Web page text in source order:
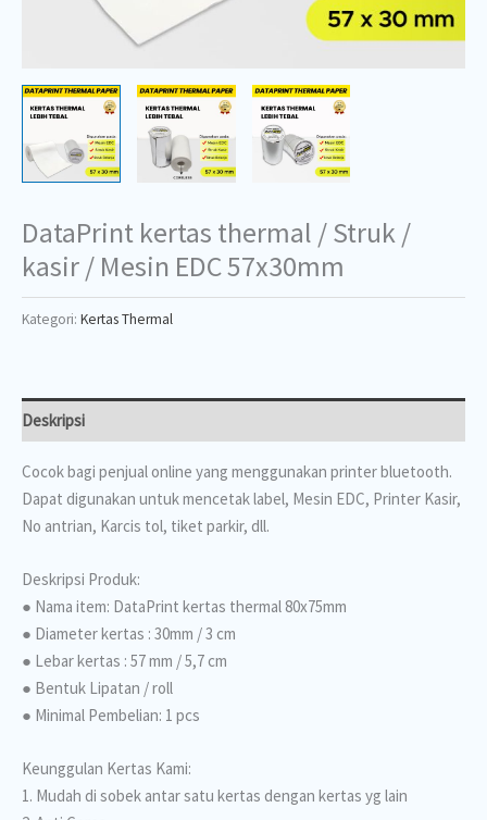
DataPrint kertas thermal / Struk /
kasir / Mesin EDC 57x30mm
Kategori: Kertas Thermal
Deskripsi
Cocok bagi penjual online yang menggunakan printer bluetooth.
Dapat digunakan untuk mencetak label, Mesin EDC, Printer Kasir,
No antrian, Karcis tol, tiket parkir, dll.
Deskripsi Produk:
● Nama item: DataPrint kertas thermal 80x75mm
● Diameter kertas : 30mm / 3 cm
● Lebar kertas : 57 mm / 5,7 cm
● Bentuk Lipatan / roll
● Minimal Pembelian: 1 pcs
Keunggulan Kertas Kami:
1. Mudah di sobek antar satu kertas dengan kertas yg lain